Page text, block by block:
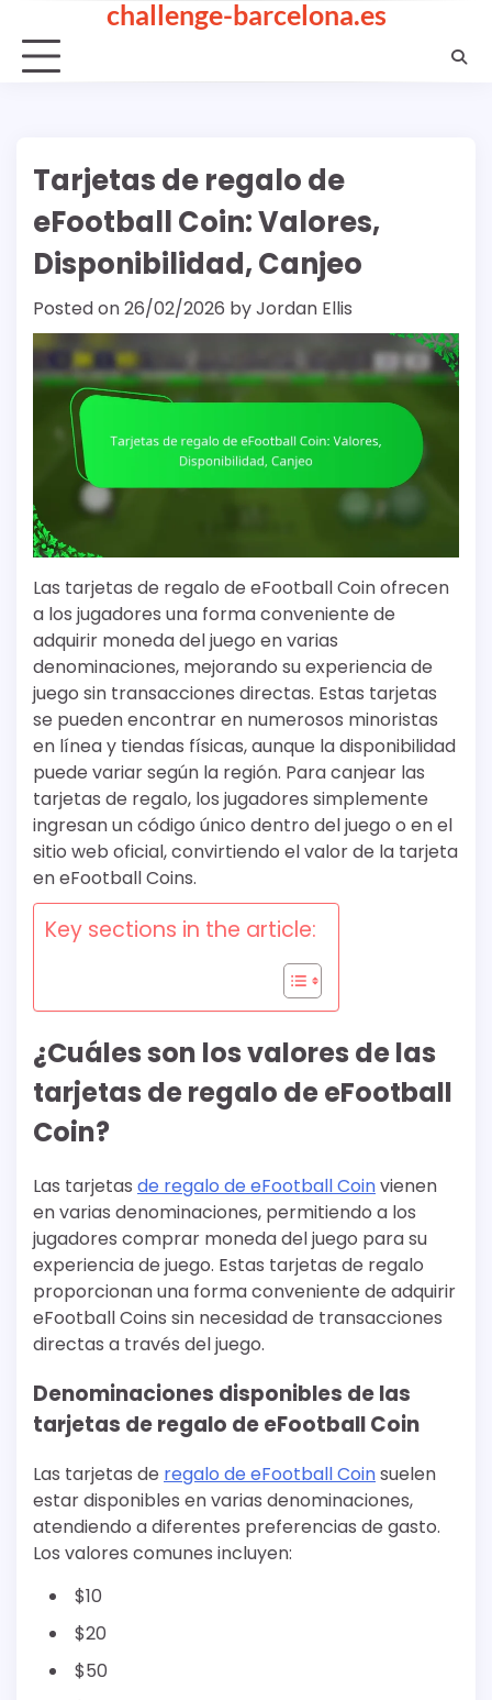
content
challenge-barcelona.es
Tarjetas de regalo de
eFootball Coin: Valores,
Disponibilidad, Canjeo
Posted on26/02/2026 byJordan Ellis
Las tarjetas de regalo de eFootball Coin ofrecen
a los jugadores una forma conveniente de
adquirir moneda del juego en varias
denominaciones, mejorando su experiencia de
juego sin transacciones directas. Estas tarjetas
se pueden encontrar en numerosos minoristas
en línea y tiendas físicas, aunque la disponibilidad
puede variar según la región. Para canjear las
tarjetas de regalo, los jugadores simplemente
ingresan un código único dentro del juego o en el
sitio web oficial, convirtiendo el valor de la tarjeta
en eFootball Coins.
Key sections in the article:
¿Cuáles son los valores de las
tarjetas de regalo de eFootball
Coin?
Las tarjetas de regalo de eFootball Coinvienen
en varias denominaciones, permitiendo a los
jugadores comprar moneda del juego para su
experiencia de juego. Estas tarjetas de regalo
proporcionan una forma conveniente de adquirir
eFootball Coins sin necesidad de transacciones
directas a través del juego.
Denominaciones disponibles de las
tarjetas de regalo de eFootball Coin
Las tarjetas de regalo de eFootball Coinsuelen
estar disponibles en varias denominaciones,
atendiendo a diferentes preferencias de gasto.
Los valores comunes incluyen:
$10
$20
$50